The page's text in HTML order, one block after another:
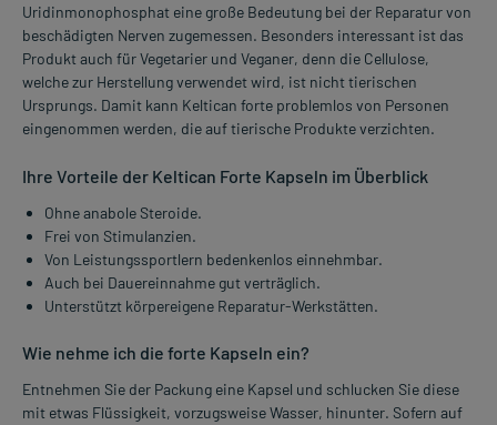
Uridinmonophosphat eine große Bedeutung bei der Reparatur von
beschädigten Nerven zugemessen. Besonders interessant ist das
Produkt auch für Vegetarier und Veganer, denn die Cellulose,
welche zur Herstellung verwendet wird, ist nicht tierischen
Ursprungs. Damit kann Keltican forte problemlos von Personen
eingenommen werden, die auf tierische Produkte verzichten.
Ihre Vorteile der Keltican Forte Kapseln im Überblick
Ohne anabole Steroide.
Frei von Stimulanzien.
Von Leistungssportlern bedenkenlos einnehmbar.
Auch bei Dauereinnahme gut verträglich.
Unterstützt körpereigene Reparatur-Werkstätten.
Wie nehme ich die forte Kapseln ein?
Entnehmen Sie der Packung eine Kapsel und schlucken Sie diese
mit etwas Flüssigkeit, vorzugsweise Wasser, hinunter. Sofern auf